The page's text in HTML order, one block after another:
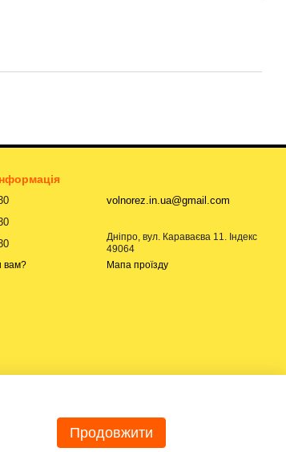
вам?
volnorez.in.ua@gmail.com
Дніпро, вул. Караваєва 11. Індекс
49064
Мапа проїзду
Продовжити